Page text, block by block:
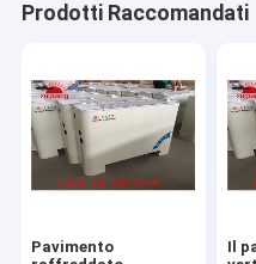
Prodotti Raccomandati
Pavimento
Il